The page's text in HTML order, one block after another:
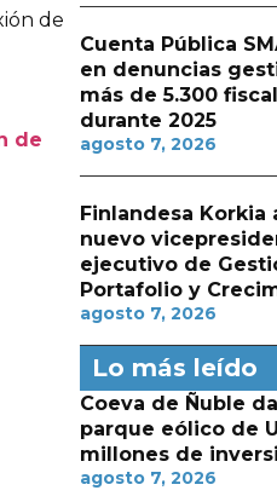
de
de
Cuenta Pública
en denuncias
más de 5.300
durante 2025
agosto 7, 2026
Finlandesa Korkia
nuevo
ejecutivo de
Portafolio y
agosto 7, 2026
Lo más leído
Coeva de Ñuble
parque eólico de
millones de
agosto 7, 2026